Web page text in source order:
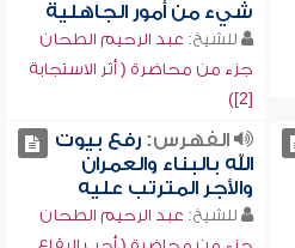
شيء من أمور الجاهلية
للشيخ: عبد الرحيم الطحان
جزء من محاضرة ( أثر الاستجابة
[2])
الفهرس:رفع بيوت
الله بالبناء والعمران
والأجر المترتب عليه
للشيخ: عبد الرحيم الطحان